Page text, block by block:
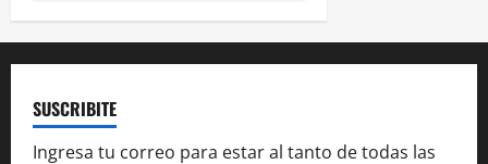
SUSCRIBITE
Ingresa tu correo para estar al tanto de todas las